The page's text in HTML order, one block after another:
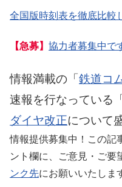
全国版時刻表を徹底比較
【急募】 協力者募集中で
情報満載の「鉄道コ
速報を行なっている
ダイヤ改正について
情報提供募集中！この記
ント欄に、ご意見・ご要
ンク先にお願いいたしま